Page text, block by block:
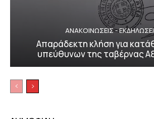
ΑΝΑΚΟΙΝΩΣΕΙΣ -
Απαράδεκτη κλήση για
υπεύθυνων της ταβέρνας